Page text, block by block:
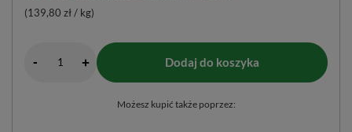
(139,80 zł / kg)
- + Dodaj do koszyka
Możesz kupić także poprzez: